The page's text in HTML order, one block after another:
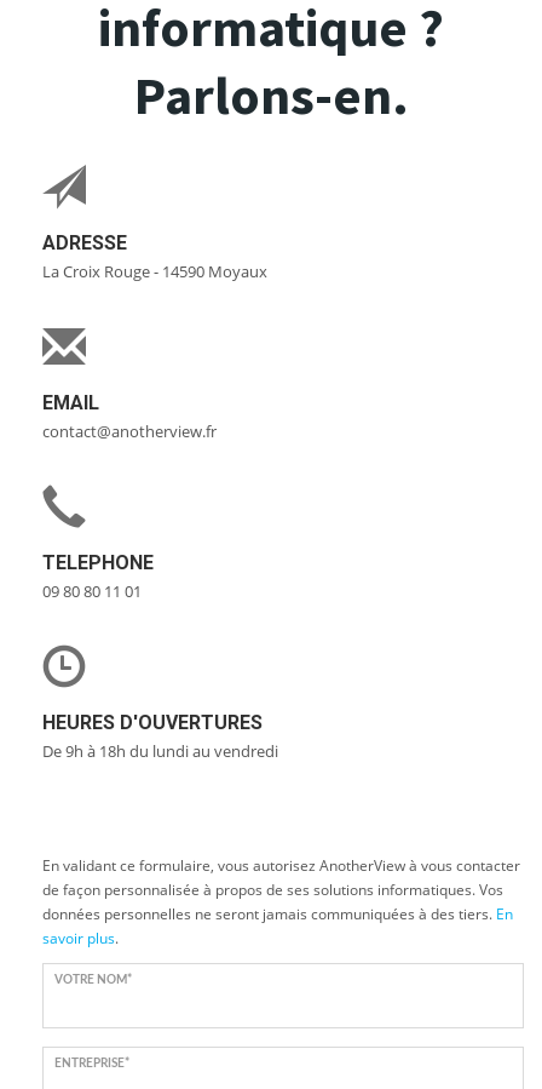
informatique ?
Parlons-en.
ADRESSE
La Croix Rouge - 14590 Moyaux
EMAIL
contact@anotherview.fr
TELEPHONE
09 80 80 11 01
HEURES D'OUVERTURES
De 9h à 18h du lundi au vendredi
En validant ce formulaire, vous autorisez AnotherView à vous contacter
de façon personnalisée à propos de ses solutions informatiques. Vos
données personnelles ne seront jamais communiquées à des tiers. En
savoir plus.
VOTRE NOM*
ENTREPRISE*